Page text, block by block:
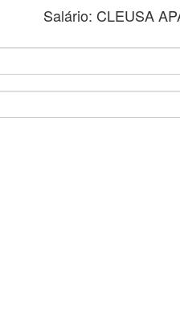
Salário: CLEUSA